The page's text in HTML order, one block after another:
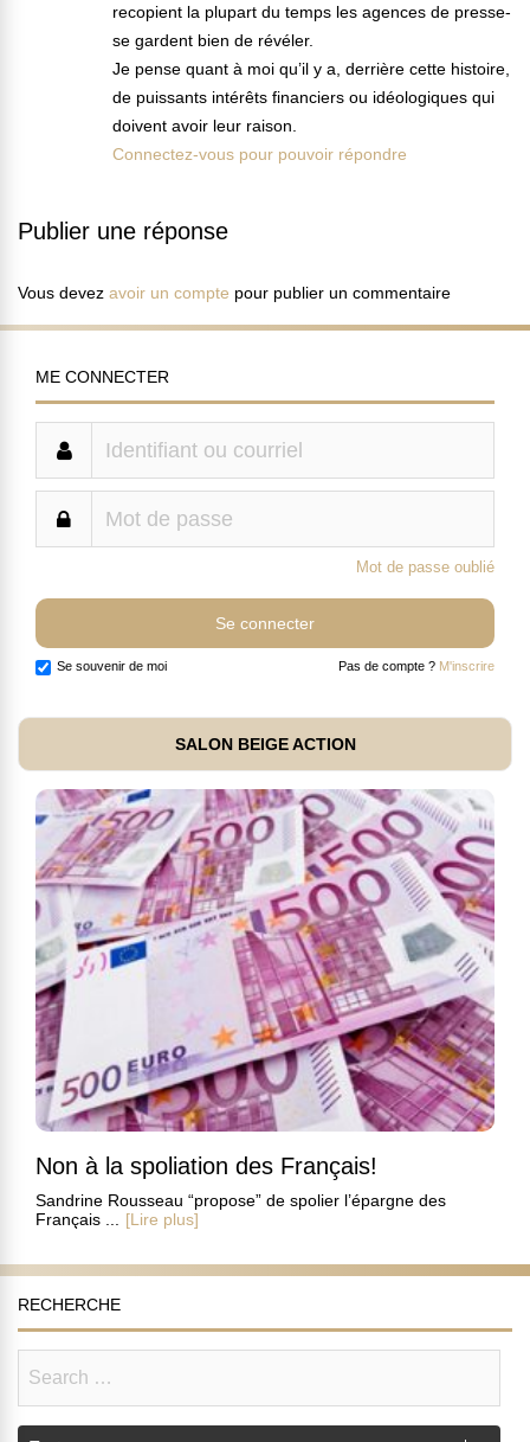
recopient la plupart du temps les agences de presse-
se gardent bien de révéler.
Je pense quant à moi qu’il y a, derrière cette histoire,
de puissants intérêts financiers ou idéologiques qui
doivent avoir leur raison.
Connectez-vous pour pouvoir répondre
Publier une réponse
Vous devez avoir un compte pour publier un commentaire
ME CONNECTER
Mot de passe oublié
Se souvenir de moi Pas de compte ? M'inscrire
SALON BEIGE ACTION
Non à la spoliation des Français!
Sandrine Rousseau “propose” de spolier l’épargne des
Français ...
[Lire plus]
RECHERCHE